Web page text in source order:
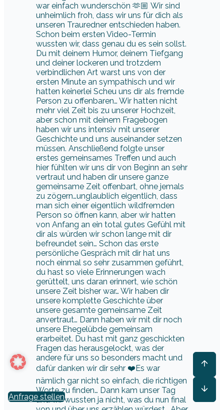
war einfach wunderschön 🫶🏼 Wir sind
unheimlich froh, dass wir uns für dich als
unseren Trauredner entschieden haben.
Schon beim ersten Video-Termin
wussten wir, dass genau du es sein sollst.
Du mit deinem Humor, deinem Tiefgang
und deiner lockeren und trotzdem
verbindlichen Art warst uns von der
ersten Minute an sympathisch und wir
hatten keinerlei Scheu uns dir als fremde
Person zu offenbaren… Wir hatten nicht
mehr viel Zeit bis zu unserer Hochzeit,
aber schon mit deinem Fragebogen
haben wir uns intensiv mit unserer
Geschichte und uns auseinander setzen
müssen. Anschließend folgte unser
erstes gemeinsames Treffen und auch
hier fühlten wir uns dir von Beginn an sehr
vertraut und haben dir unsere ganze
gemeinsame Zeit offenbart, ohne jemals
zu zögern…unglaublich eigentlich, dass
man sich einer eigentlich wildfremden
Person so öffnen kann, aber wir hatten
von Anfang an ein total gutes Gefühl mit
dir als würden wir schon lange mit dir
befreundet sein… Schon das erste
persönliche Gespräch mit dir hat uns
noch einmal so sehr zusammen geführt,
du hast so viele Erinnerungen wach
gerüttelt, uns daran erinnert, wie schön
unsere Zeit bisher war… Wir haben dir
unsere komplette Geschichte über
unsere gesamte gemeinsame Zeit
anvertraut… Dann haben wir mit dir noch
unsere Ehegelübde gemeinsam
erarbeitet. Du hast mit ganz geschickten
Fragen das herausgelockt, was der
andere für uns so besonders macht und
dafür danken wir dir sehr ❤️Es war
nämlich gar nicht so einfach, die richtigen
Worte zu finden… Dann kam unser Tag
und wir wussten ja nicht, was du nun final
Anfrage stellen